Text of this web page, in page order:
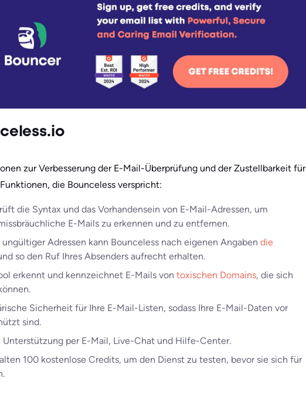
zur Verbesserung der E-Mail-Überprüfung und der Zustellbarkeit für
die Bounceless verspricht:
die Syntax und das Vorhandensein von E-Mail-Adressen, um
E-Mails zu erkennen und zu entfernen.
Adressen kann Bounceless nach eigenen Angaben die
so den Ruf Ihres Absenders aufrecht erhalten.
erkennt und kennzeichnet E-Mails von toxischen Domains, die sich
Sicherheit für Ihre E-Mail-Listen, sodass Ihre E-Mail-Daten vor
sind.
Unterstützung per E-Mail, Live-Chat und Hilfe-Center.
100 kostenlose Credits, um den Dienst zu testen, bevor sie sich für